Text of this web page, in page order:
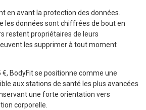
en avant la protection des données.
les données sont chiffrées de bout en
restent propriétaires de leurs
les supprimer à tout moment
BodyFit se positionne comme une
aux stations de santé les plus avancées
une forte orientation vers
corporelle.